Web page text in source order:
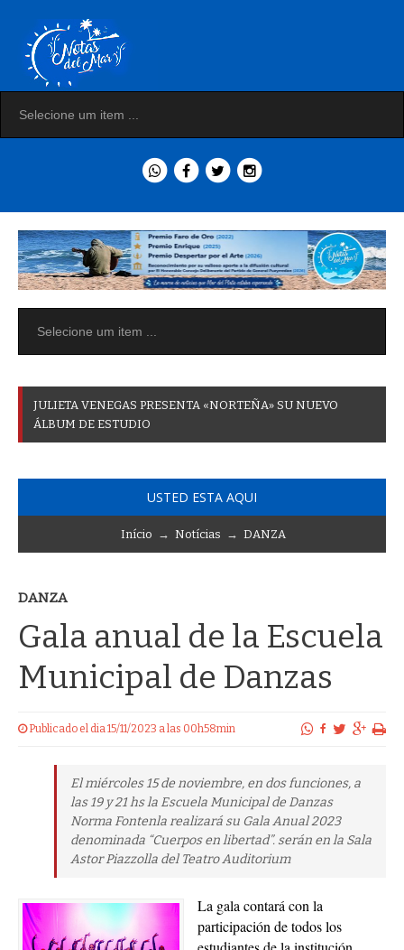
JULIETA VENEGAS PRESENTA «NORTEÑA» SU NUEVO
ÁLBUM DE ESTUDIO
USTED ESTA AQUI
Início → Notícias → DANZA
DANZA
Gala anual de la Escuela
Municipal de Danzas
Publicado el dia 15/11/2023 a las 00h58min
El miércoles 15 de noviembre, en dos funciones, a
las 19 y 21 hs la Escuela Municipal de Danzas
Norma Fontenla realizará su Gala Anual 2023
denominada “Cuerpos en libertad”. serán en la Sala
Astor Piazzolla del Teatro Auditorium
La gala contará con la
participación de todos los